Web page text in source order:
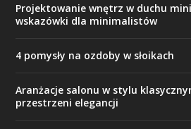
Projektowanie wnętrz w duchu
wskazówki dla minimalistów
4 pomysły na ozdoby w słoikach
Aranżacje salonu w stylu
przestrzeni elegancji